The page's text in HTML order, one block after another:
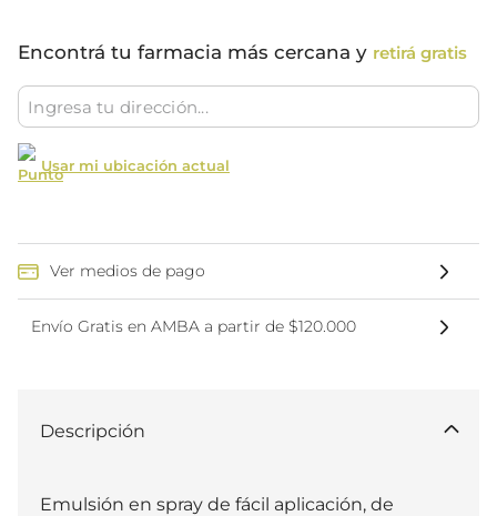
Encontrá tu farmacia más cercana y retirá gratis
Usar mi ubicación actual
Ver medios de pago
Envío Gratis en AMBA a partir de $120.000
Descripción
Emulsión en spray de fácil aplicación, de